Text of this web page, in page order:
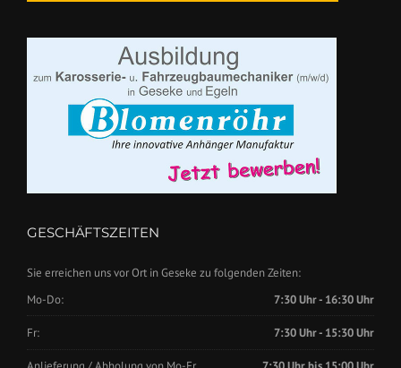
GESCHÄFTSZEITEN
Sie erreichen uns vor Ort in Geseke zu folgenden Zeiten:
Mo-Do:
7:30 Uhr - 16:30 Uhr
Fr: 7:30 Uhr - 15:30 Uhr